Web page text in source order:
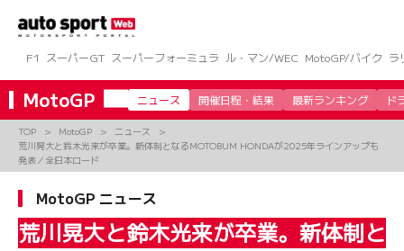
ツ
へ
ス
キ
F1 スーパーGT スーパーフォーミュラ ル・マン/WEC MotoGP/バイク ラ
MotoGP ニュース 開催日程・結果 最新ランキング ド
TOP MotoGP
ニュース
荒川晃大と鈴木光来が卒業。新体制となるMOTOBUM HONDAが2025年ラインアップも
発表／全日本ロード
MotoGP ニュース
荒川晃大と鈴木光来が卒業。新体制と